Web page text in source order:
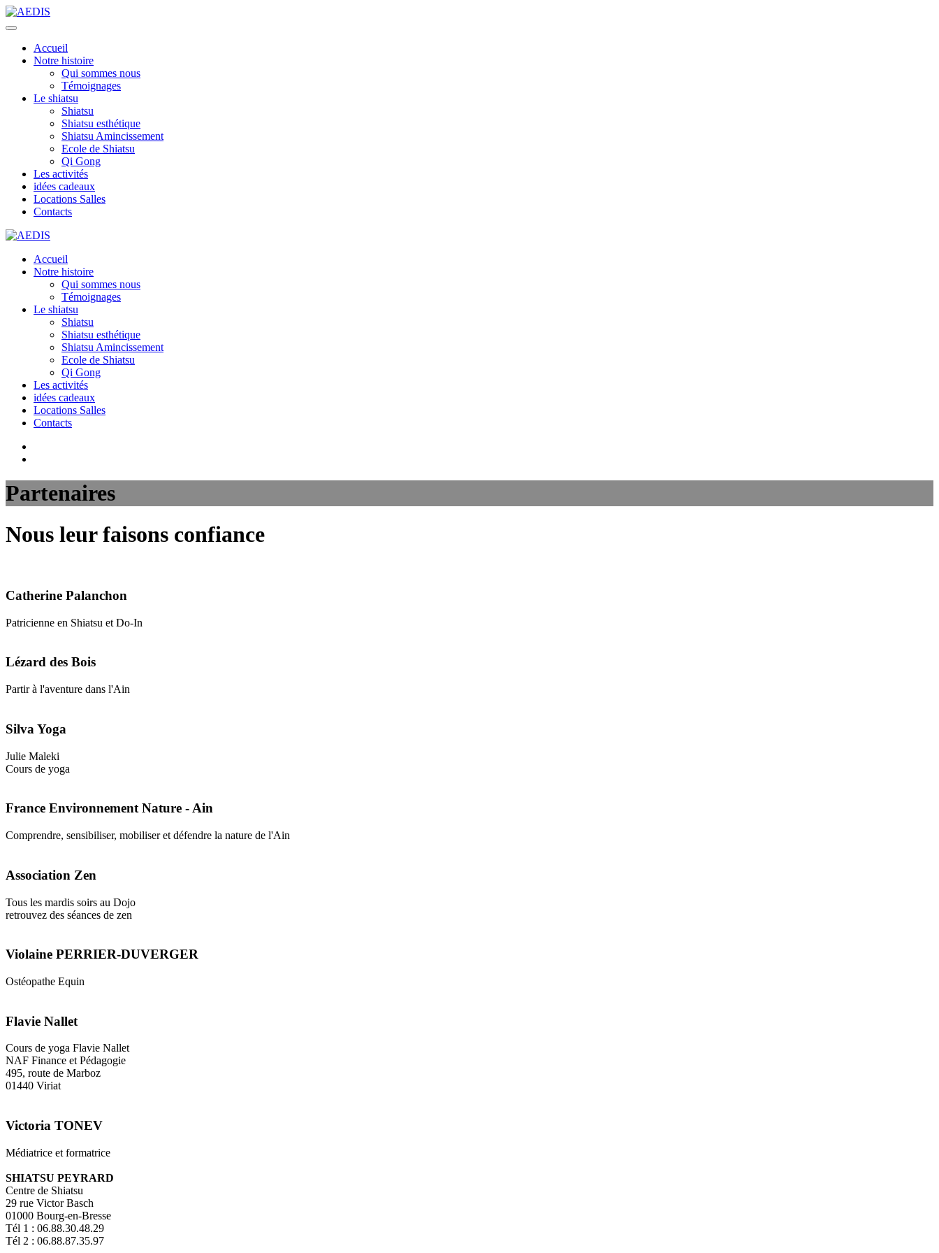
Accueil
Notre histoire
Qui sommes nous
Témoignages
Le shiatsu
Shiatsu
Shiatsu esthétique
Shiatsu Amincissement
Ecole de Shiatsu
Qi Gong
Les activités
idées cadeaux
Locations Salles
Contacts
Accueil
Notre histoire
Qui sommes nous
Témoignages
Le shiatsu
Shiatsu
Shiatsu esthétique
Shiatsu Amincissement
Ecole de Shiatsu
Qi Gong
Les activités
idées cadeaux
Locations Salles
Contacts
Partenaires
Nous leur faisons confiance
Catherine Palanchon
Patricienne en Shiatsu et Do-In
Lézard des Bois
Partir à l'aventure dans l'Ain
Silva Yoga
Julie Maleki
Cours de yoga
France Environnement Nature - Ain
Comprendre, sensibiliser, mobiliser et défendre la nature de l'Ain
Association Zen
Tous les mardis soirs au Dojo
retrouvez des séances de zen
Violaine PERRIER-DUVERGER
Ostéopathe Equin
Flavie Nallet
Cours de yoga Flavie Nallet
NAF Finance et Pédagogie
495, route de Marboz
01440 Viriat
Victoria TONEV
Médiatrice et formatrice
SHIATSU PEYRARD
Centre de Shiatsu
29 rue Victor Basch
01000 Bourg-en-Bresse
Tél 1 : 06.88.30.48.29
Tél 2 : 06.88.87.35.97